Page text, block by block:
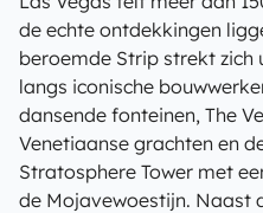
de echte ontdekkingen
beroemde Strip strekt zich
langs iconische
dansende fonteinen, The
Venetiaanse grachten en
Stratosphere Tower met
de Mojavewoestijn. Naast